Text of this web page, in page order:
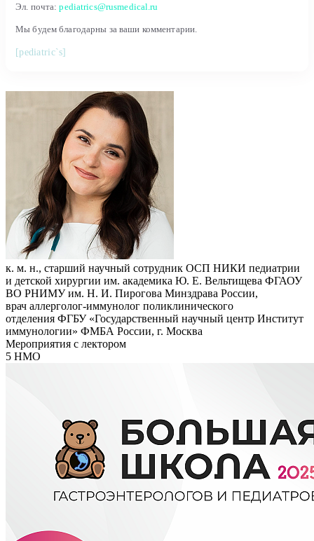
Эл. почта:pediatrics@rusmedical.ru
Мы будем благодарны за ваши комментарии.
[pediatric`s]
к. м. н., старший научный сотрудник ОСП НИКИ педиатрии
и детской хирургии им. академика Ю. Е. Вельтищева ФГАОУ
ВО РНИМУ им. Н. И. Пирогова Минздрава России,
врач аллерголог-иммунолог поликлинического
отделения ФГБУ «Государственный научный центр Институт
иммунологии» ФМБА России, г. Москва
Мероприятия с лектором
5 НМО